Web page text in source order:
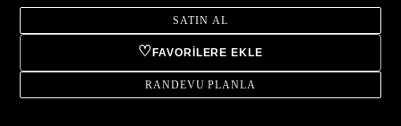
SATIN AL
♡ FAVORILERE EKLE
RANDEVU PLANLA